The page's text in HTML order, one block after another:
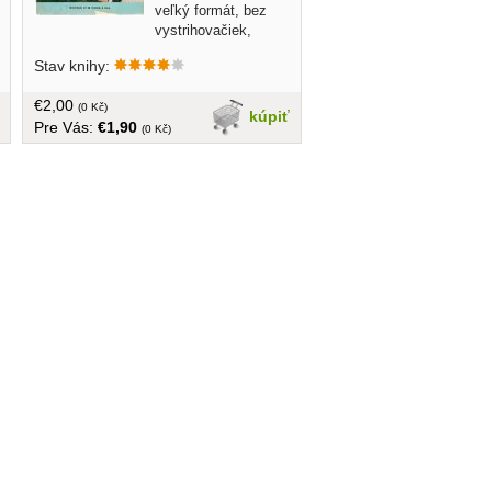
veľký formát, bez
vystrihovačiek,
Stav knihy:
kúpiť
€2,00 (0 Kč)
Pre Vás: €1,90 (0 Kč)